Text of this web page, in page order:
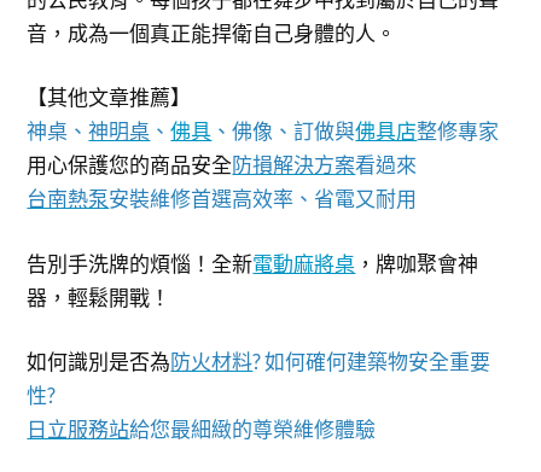
音，成為一個真正能捍衛自己身體的人。
【其他文章推薦】
神桌、神明桌 、佛具 、佛像、訂做與佛具店整修專家
用心保護您的商品安全防損解決方案看過來
台南熱泵安裝維修首選高效率、省電又耐用
告別手洗牌的煩惱！全新電動麻將桌 ，牌咖聚會神
器，輕鬆開戰！
如何識別是否為防火材料? 如何確何建築物安全重要
性?
日立服務站給您最細緻的尊榮維修體驗